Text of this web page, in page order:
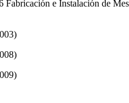
e Instalación de